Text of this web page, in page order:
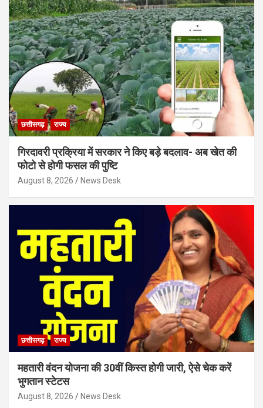
छत्तीसगढ़ राज्य
गिरदावरी प्रक्रिया में सरकार ने किए बड़े बदलाव- अब खेत की
फोटो से होगी फसल की पुष्टि
August 8, 2026 News Desk
छत्तीसगढ़ राज्य
महतारी वंदन योजना की 30वीं किस्त होगी जारी, ऐसे चेक करें
भुगतान स्टेटस
August 8, 2026 News Desk